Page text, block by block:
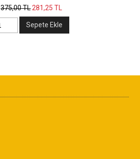
375,00TL281,25 TL
Sepete Ekle